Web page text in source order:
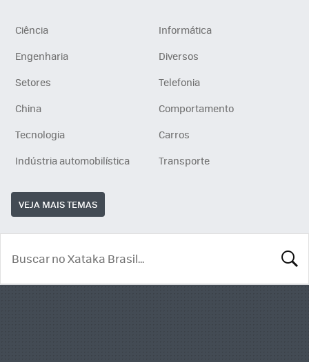
Ciência
Informática
Engenharia
Diversos
Setores
Telefonia
China
Comportamento
Tecnologia
Carros
Indústria automobilística
Transporte
VEJA MAIS TEMAS